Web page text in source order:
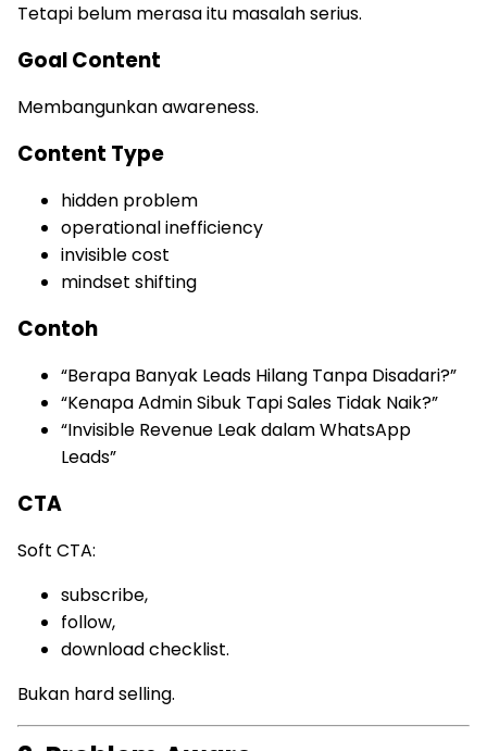
Tetapi belum merasa itu masalah serius.
Goal Content
Membangunkan awareness.
Content Type
hidden problem
operational inefficiency
invisible cost
mindset shifting
Contoh
“Berapa Banyak Leads Hilang Tanpa Disadari?”
“Kenapa Admin Sibuk Tapi Sales Tidak Naik?”
“Invisible Revenue Leak dalam WhatsApp
Leads”
CTA
Soft CTA:
subscribe,
follow,
download checklist.
Bukan hard selling.